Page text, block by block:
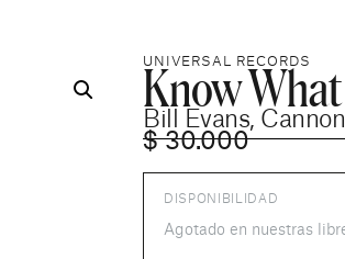
UNIVERSAL RECORDS
Know
Bill Evans,
$30.000
DISPONIBILIDAD
Agotado en nuestras